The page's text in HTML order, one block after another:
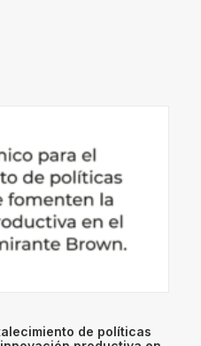
de políticas